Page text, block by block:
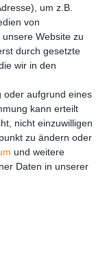
um z.B.
von
Website zu
durch gesetzte
wir in den
oder aufgrund eines
kann erteilt
nicht einzuwilligen
zu ändern oder
und weitere
Daten in unserer